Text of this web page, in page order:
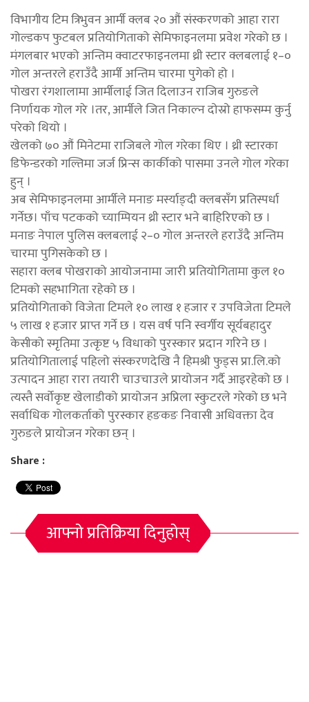
विभागीय टिम त्रिभुवन आर्मी क्लब २० औं संस्करणको आहा रारा
गोल्डकप फुटबल प्रतियोगिताको सेमिफाइनलमा प्रवेश गरेको छ ।
मंगलबार भएको अन्तिम क्वाटरफाइनलमा थ्री स्टार क्लबलाई १–०
गोल अन्तरले हराउँदै आर्मी अन्तिम चारमा पुगेको हो ।
पोखरा रंगशालामा आर्मीलाई जित दिलाउन राजिब गुरुङले
निर्णायक गोल गरे ।तर, आर्मीले जित निकाल्न दोस्रो हाफसम्म कुर्नु
परेको थियो ।
खेलको ७० औं मिनेटमा राजिबले गोल गरेका थिए । थ्री स्टारका
डिफेन्डरको गल्तिमा जर्ज प्रिन्स कार्कीको पासमा उनले गोल गरेका
हुन् ।
अब सेमिफाइनलमा आर्मीले मनाङ मर्स्याङ्दी क्लबसँग प्रतिस्पर्धा
गर्नेछ। पाँच पटकको च्याम्पियन थ्री स्टार भने बाहिरिएको छ ।
मनाङ नेपाल पुलिस क्लबलाई २–० गोल अन्तरले हराउँदै अन्तिम
चारमा पुगिसकेको छ ।
सहारा क्लब पोखराको आयोजनामा जारी प्रतियोगितामा कुल १०
टिमको सहभागिता रहेको छ ।
प्रतियोगिताको विजेता टिमले १० लाख १ हजार र उपविजेता टिमले
५ लाख १ हजार प्राप्त गर्ने छ । यस वर्ष पनि स्वर्गीय सूर्यबहादुर
केसीको स्मृतिमा उत्कृष्ट ५ विधाको पुरस्कार प्रदान गरिने छ ।
प्रतियोगितालाई पहिलो संस्करणदेखि नै हिमश्री फुड्स प्रा.लि.को
उत्पादन आहा रारा तयारी चाउचाउले प्रायोजन गर्दै आइरहेको छ ।
त्यस्तै सर्वोकृष्ट खेलाडीको प्रायोजन अप्रिला स्कुटरले गरेको छ भने
सर्वाधिक गोलकर्ताको पुरस्कार हङकङ निवासी अधिवक्ता देव
गुरुङले प्रायोजन गरेका छन् ।
Share :
आफ्नो प्रतिक्रिया दिनुहोस्